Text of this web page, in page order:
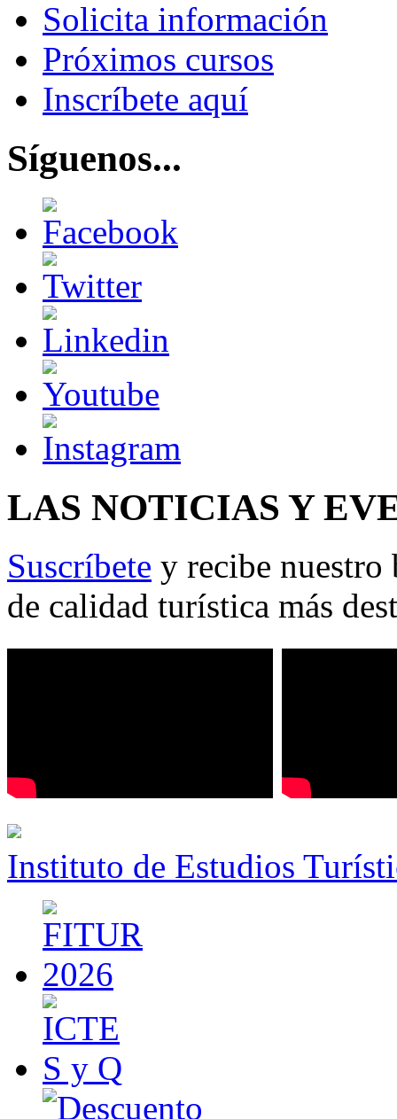
Solicita información
Próximos cursos
Inscríbete aquí
Síguenos...
LAS NOTICIAS Y
Suscríbete y recibe nuestro
de calidad turística más
Instituto de Estudios